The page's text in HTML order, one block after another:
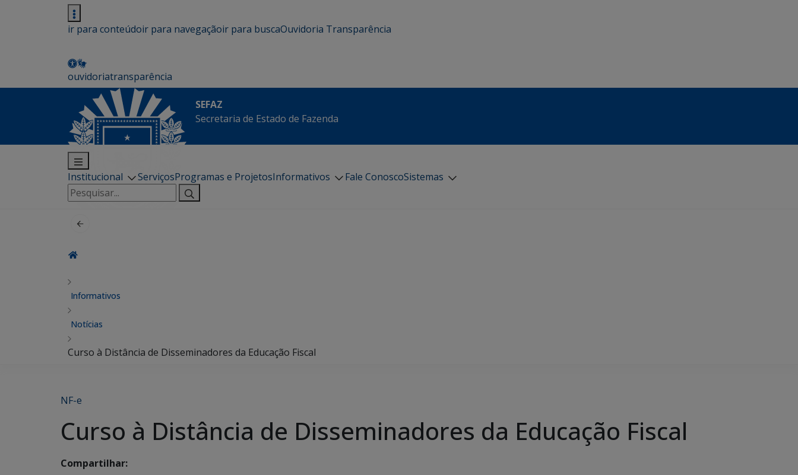
ir para conteúdoir para navegaçãoir para buscaOuvidoria Transparência
ouvidoriatransparência
SEFAZ
Secretaria de Estado de Fazenda
Institucional ServiçosProgramas e ProjetosInformativos Fale ConoscoSistemas
Pesquisar
por:
Informativos
Notícias
Curso à Distância de Disseminadores da Educação Fiscal
NF-e
Curso à Distância de Disseminadores da Educação Fiscal
Compartilhar: